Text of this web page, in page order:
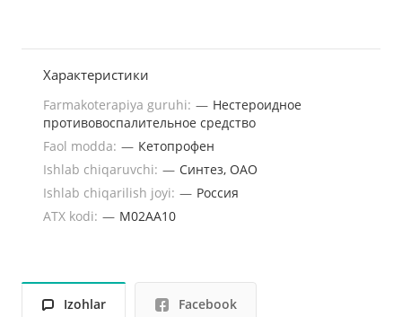
Характеристики
Farmakoterapiya guruhi: — Нестероидное
противовоспалительное средство
Faol modda: — Кетопрофен
Ishlab chiqaruvchi: — Синтез, ОАО
Ishlab chiqarilish joyi: — Россия
ATX kodi: — M02AA10
Izohlar Facebook